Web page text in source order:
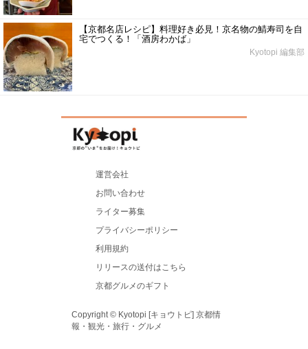
【京都名店レシピ】料理好き必見！京名物の鯖寿司を自
宅でつくる！「酒房わかば」
Kyotopi 編集部
運営会社
お問い合わせ
ライター募集
プライバシーポリシー
利用規約
リリースの送付はこちら
京都グルメのギフト
Copyright © Kyotopi [キョウトピ] 京都情
報・観光・旅行・グルメ